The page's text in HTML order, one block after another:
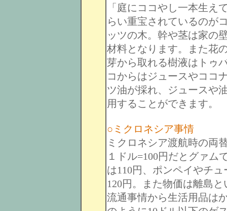
「庭にココやし一本生え
らい重宝されているのが
ッツの木。幹や茎は家の
材料となります。また花
芽から取れる樹液はトゥ
コからはジュースやココ
ツ油が採れ、ジュースや
用することができます。
○ミクロネシア事情
ミクロネシア渡航時の両
１ドル=100円だとグァム
は110円、ポンペイやチ
120円。また物価は離島と
流通事情から生活用品は